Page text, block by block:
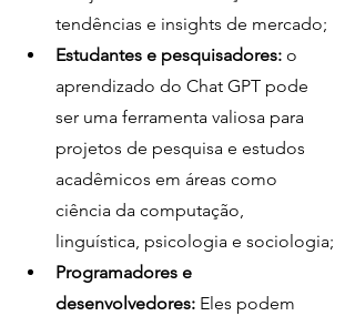
tendências e insights de mercado;
Estudantes e pesquisadores: o
aprendizado do Chat GPT pode
ser uma ferramenta valiosa para
projetos de pesquisa e estudos
acadêmicos em áreas como
ciência da computação,
linguística, psicologia e sociologia;
Programadores e
desenvolvedores: Eles podem